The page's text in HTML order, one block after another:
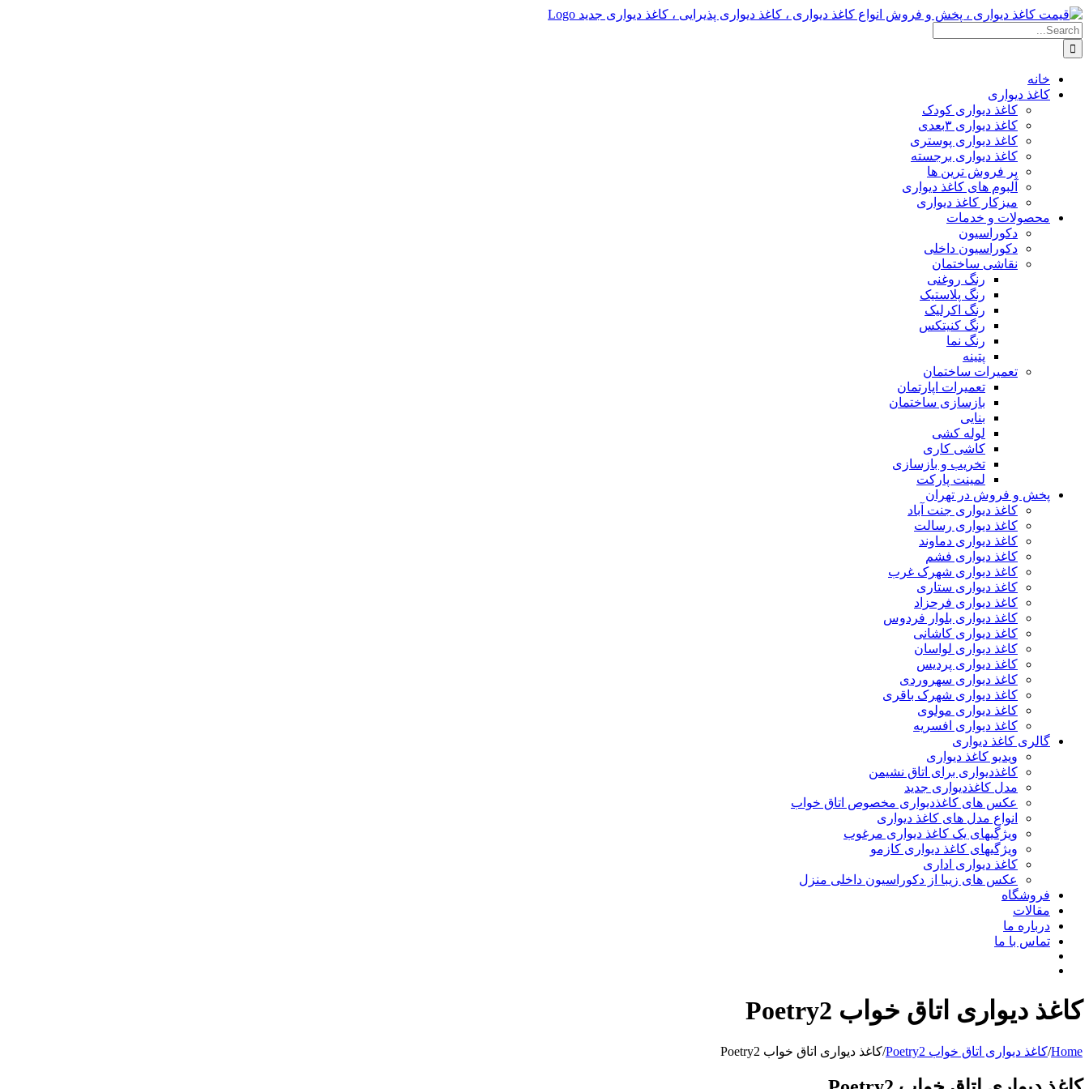
Skip
to
content
Search
for:
خانه
کاغذ دیواری
کاغذ دیواری کودک
کاغذ دیواری ۳بعدی
کاغذ دیواری پوستری
کاغذ دیواری برجسته
پر فروش ترین ها
آلبوم های کاغذ دیواری
میزکار کاغذ دیواری
محصولات و خدمات
دکوراسیون
دکوراسیون داخلی
نقاشی ساختمان
رنگ روغنی
رنگ پلاستیک
رنگ اکرلیک
رنگ کنیتکس
رنگ نما
پتینه
تعمیرات ساختمان
تعمیرات اپارتمان
بازسازی ساختمان
بنایی
لوله کشی
کاشی کاری
تخریب و بازسازی
لمینت پارکت
پخش و فروش در تهران
کاغذ دیواری جنت آباد
کاغذ دیواری رسالت
کاغذ دیواری دماوند
کاغذ دیواری فشم
کاغذ دیواری شهرک غرب
کاغذ دیواری ستاری
کاغذ دیواری فرحزاد
کاغذ دیواری بلوار فردوس
کاغذ دیواری کاشانی
کاغذ دیواری لواسان
کاغذ دیواری پردیس
کاغذ دیواری سهروردی
کاغذ دیواری شهرک باقری
کاغذ دیواری مولوی
کاغذ دیواری افسریه
گالری کاغذ دیواری
ویدیو کاغذ دیواری
کاغذدیواری برای اتاق نشیمن
مدل کاغذدیواری جدید
عکس های کاغذدیواری مخصوص اتاق خواب
انواع مدل های کاغذ دیواری
ویژگیهای یک کاغذ دیواری مرغوب
ویژگیهای کاغذ دیواری کازمو
کاغذ دیواری اداری
عکس های زیبا از دکوراسیون داخلی منزل
فروشگاه
مقالات
درباره ما
تماس با ما
کاغذ دیواری اتاق خواب Poetry2
Home
/کاغذ دیواری اتاق خواب Poetry2 /کاغذ دیواری اتاق خواب Poetry2